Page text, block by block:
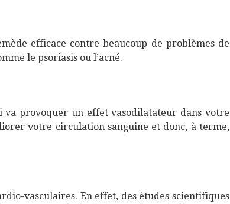
efficace contre beaucoup de problèmes de
le psoriasis ou l’acné.
va provoquer un effet vasodilatateur dans votre
votre circulation sanguine et donc, à terme,
vasculaires. En effet, des études scientifiques